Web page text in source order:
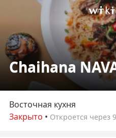
Chaihana
Восточная кухня
Закрыто • Откроется через